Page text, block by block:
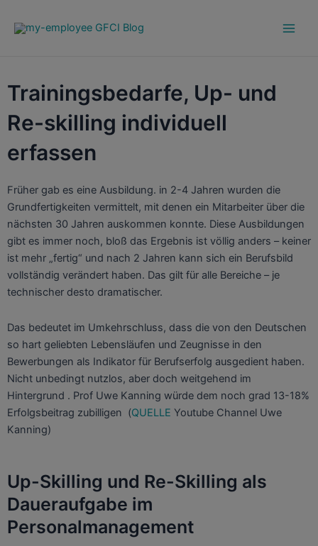
Inhalt
Trainingsbedarfe, Up- und
Re-skilling individuell
erfassen
Früher gab es eine Ausbildung. in 2-4 Jahren wurden die
Grundfertigkeiten vermittelt, mit denen ein Mitarbeiter über die
nächsten 30 Jahren auskommen konnte. Diese Ausbildungen
gibt es immer noch, bloß das Ergebnis ist völlig anders – keiner
ist mehr „fertig“ und nach 2 Jahren kann sich ein Berufsbild
vollständig verändert haben. Das gilt für alle Bereiche – je
technischer desto dramatischer.
Das bedeutet im Umkehrschluss, dass die von den Deutschen
so hart geliebten Lebensläufen und Zeugnisse in den
Bewerbungen als Indikator für Berufserfolg ausgedient haben.
Nicht unbedingt nutzlos, aber doch weitgehend im
Hintergrund . Prof Uwe Kanning würde dem noch grad 13-18%
Erfolgsbeitrag zubilligen (QUELLE Youtube Channel Uwe
Kanning)
Up-Skilling und Re-Skilling als
Daueraufgabe im
Personalmanagement